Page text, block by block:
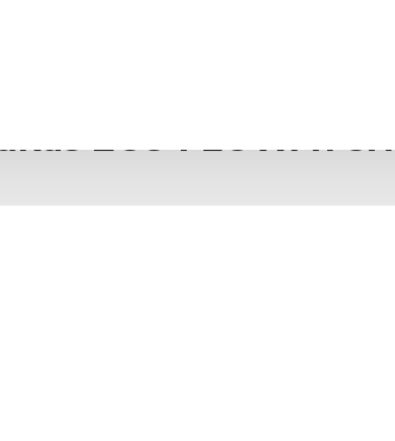
ECO FLOWATCH